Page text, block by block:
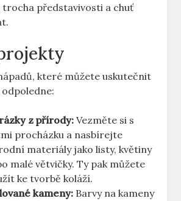
představivosti a chuť
které můžete uskutečnit
z přírody: Vezměte si s
procházku a ‌nasbírejte
materiály jako listy, květiny
malé větvičky. Ty pak ⁤můžete
ke tvorbě koláží.
kameny: Barvy⁢ na ⁣kameny